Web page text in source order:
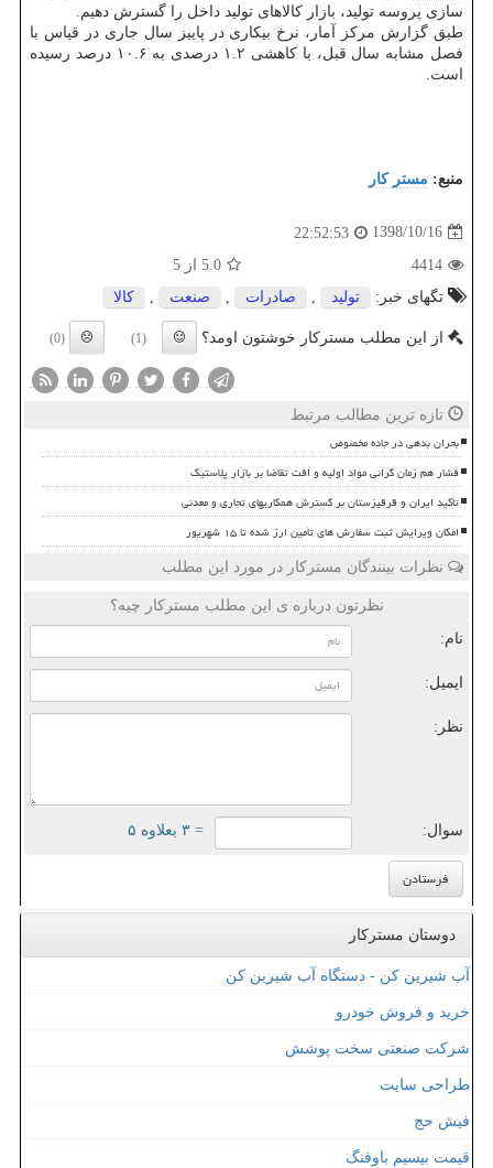
سازی پروسه تولید، بازار كالاهای تولید داخل را گسترش دهیم.
طبق گزارش مركز آمار، نرخ بیكاری در پاییز سال جاری در قیاس با
فصل مشابه سال قبل، با كاهشی ۱.۲ درصدی به ۱۰.۶ درصد رسیده
است.
منبع: مستر كار
1398/10/16
22:52:53
4414
5.0 از 5
تگهای خبر:
تولید , صادرات , صنعت , كالا
از این مطلب مسترکار خوشتون اومد؟ (1)
(0)
تازه ترین مطالب مرتبط
بحران بدهی در جاده مخصوص
فشار هم زمان گرانی مواد اولیه و افت تقاضا بر بازار پلاستیک
تأکید ایران و قرقیزستان بر گسترش همکاریهای تجاری و معدنی
امکان ویرایش ثبت سفارش های تأمین ارز شده تا ۱۵ شهریور
نظرات بینندگان مسترکار در مورد این مطلب
نظرتون درباره ی این مطلب مسترکار چیه؟
نام:
ایمیل:
نظر:
سوال: = ۳ بعلاوه ۵
دوستان مسترکار
آب شیرین کن - دستگاه آب شیرین کن
خرید و فروش خودرو
شرکت صنعتی سخت پوشش
طراحی سایت
فیش حج
قیمت بیسیم باوفنگ